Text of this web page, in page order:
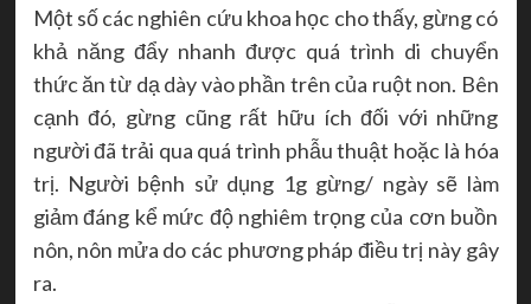
Một số các nghiên cứu khoa học cho thấy, gừng có
khả năng đẩy nhanh được quá trình di chuyển
thức ăn từ dạ dày vào phần trên của ruột non. Bên
cạnh đó, gừng cũng rất hữu ích đối với những
người đã trải qua quá trình phẫu thuật hoặc là hóa
trị. Người bệnh sử dụng 1g gừng/ ngày sẽ làm
giảm đáng kể mức độ nghiêm trọng của cơn buồn
nôn, nôn mửa do các phương pháp điều trị này gây
ra.